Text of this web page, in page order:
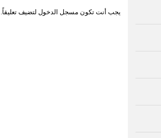
يجب أنت تكون مسجل الدخول لتضيف تعليقاً.